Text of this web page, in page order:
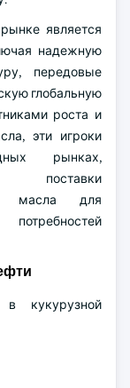
является
надежную
передовые
глобальную
роста и
эти игроки
рынках,
поставки
масла для
кукурузной